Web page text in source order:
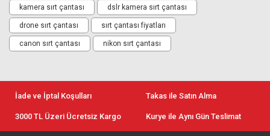
kamera sırt çantası dslr kamera sırt çantası
drone sırt çantası sırt çantası fiyatları
canon sırt çantası nikon sırt çantası
İade ve İptal Koşulları Takas ile Satın Alma
3000 TL Üzeri Ücretsiz Kargo Kurye ile Aynı Gün Teslimat